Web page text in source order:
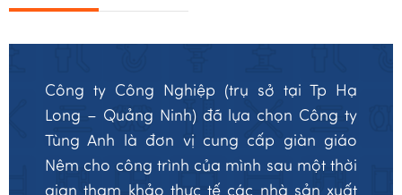
Công ty Công Nghiệp (trụ sở tại Tp Hạ
Long – Quảng Ninh) đã lựa chọn Công ty
Tùng Anh là đơn vị cung cấp giàn giáo
Nêm cho công trình của mình sau một thời
gian tham khảo thực tế các nhà sản xuất